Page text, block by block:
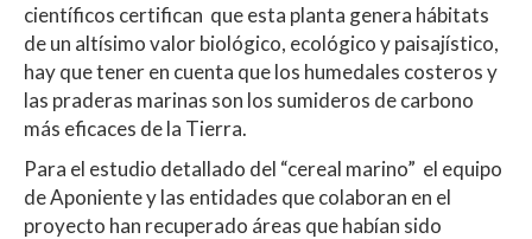
científicos certifican que esta planta genera hábitats
de un altísimo valor biológico, ecológico y paisajístico,
hay que tener en cuenta que los humedales costeros y
las praderas marinas son los sumideros de carbono
más eficaces de la Tierra.
Para el estudio detallado del “cereal marino” el equipo
de Aponiente y las entidades que colaboran en el
proyecto han recuperado áreas que habían sido